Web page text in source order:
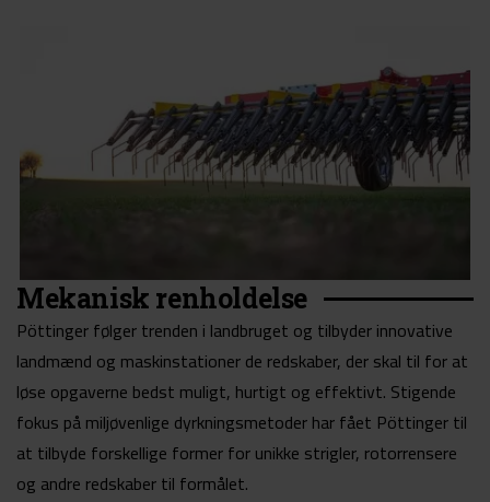
Mekanisk renholdelse
Pöttinger følger trenden i landbruget og tilbyder innovative
landmænd og maskinstationer de redskaber, der skal til for at
løse opgaverne bedst muligt, hurtigt og effektivt. Stigende
fokus på miljøvenlige dyrkningsmetoder har fået Pöttinger til
at tilbyde forskellige former for unikke strigler, rotorrensere
og andre redskaber til formålet.